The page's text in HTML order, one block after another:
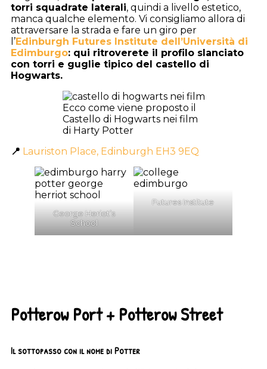
torri squadrate laterali, quindi a livello estetico,
manca qualche elemento. Vi consigliamo allora di
attraversare la strada e fare un giro per
l’Edinburgh Futures Institute dell’Università di
Edimburgo: qui ritroverete il profilo slanciato
con torri e guglie tipico del castello di
Hogwarts.
Ecco come viene proposto il
Castello di Hogwarts nei film
di Harty Potter
📍 Lauriston Place, Edinburgh EH3 9EQ
George Heriot’s
School
Futures Institute
Potterow Port + Potterow Street
Il sottopasso con il nome di Potter